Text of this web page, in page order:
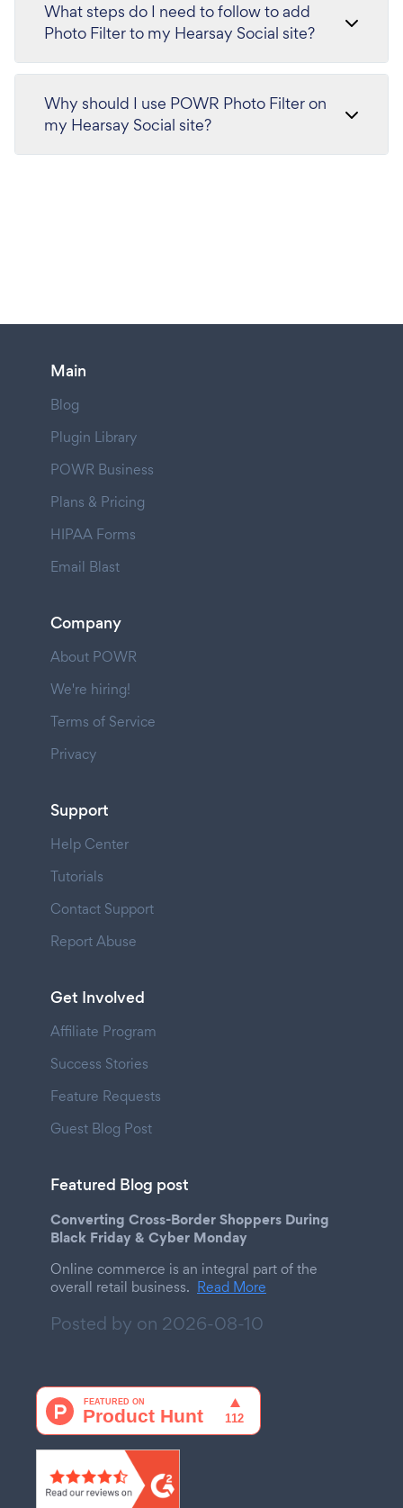
What steps do I need to follow to add
Photo Filter to my Hearsay Social site?
Why should I use POWR Photo Filter on
my Hearsay Social site?
Main
Blog
Plugin Library
POWR Business
Plans & Pricing
HIPAA Forms
Email Blast
Company
About POWR
We're hiring!
Terms of Service
Privacy
Support
Help Center
Tutorials
Contact Support
Report Abuse
Get Involved
Affiliate Program
Success Stories
Feature Requests
Guest Blog Post
Featured Blog post
Converting Cross-Border Shoppers During
Black Friday & Cyber Monday
Online commerce is an integral part of the
overall retail business. Read More
Posted by on 2026-08-10